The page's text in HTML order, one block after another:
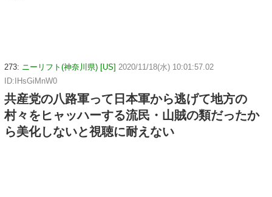
273: ニーリフト(神奈川県) [US] 2020/11/18(水) 10:01:57.02
ID:IHsGiMnW0
共産党の八路軍って日本軍から逃げて地方の
村々をヒャッハーする流民・山賊の類だったか
ら美化しないと視聴に耐えない